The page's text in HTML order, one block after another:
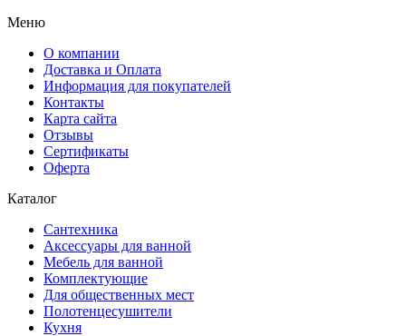
Меню
О компании
Доставка и Оплата
Информация для покупателей
Контакты
Карта сайта
Отзывы
Сертификаты
Оферта
Каталог
Сантехника
Аксессуары для ванной
Мебель для ванной
Комплектующие
Для общественных мест
Полотенцесушители
Кухня